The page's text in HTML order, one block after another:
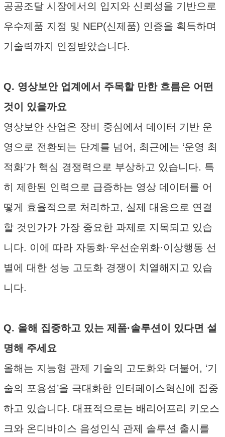
공공조달 시장에서의 입지와 신뢰성을 기반으로
우수제품 지정 및 NEP(신제품) 인증을 획득하며
기술력까지 인정받았습니다.
Q. 영상보안 업계에서 주목할 만한 흐름은 어떤
것이 있을까요
영상보안 산업은 장비 중심에서 데이터 기반 운
영으로 전환되는 단계를 넘어, 최근에는 ‘운영 최
적화’가 핵심 경쟁력으로 부상하고 있습니다. 특
히 제한된 인력으로 급증하는 영상 데이터를 어
떻게 효율적으로 처리하고, 실제 대응으로 연결
할 것인가가 가장 중요한 과제로 지목되고 있습
니다. 이에 따라 자동화·우선순위화·이상행동 선
별에 대한 성능 고도화 경쟁이 치열해지고 있습
니다.
Q. 올해 집중하고 있는 제품·솔루션이 있다면 설
명해 주세요
올해는 지능형 관제 기술의 고도화와 더불어, ‘기
술의 포용성’을 극대화한 인터페이스혁신에 집중
하고 있습니다. 대표적으로는 배리어프리 키오스
크와 온디바이스 음성인식 관제 솔루션 출시를